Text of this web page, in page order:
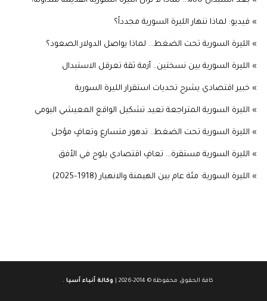
» فيديو: لماذا تنهار الليرة السورية مجدداً؟
» الليرة السورية تحت الضغط... لماذا يواصل الدولار الصعود؟
» الليرة السورية بين نسختين.. أزمة ثقة تعرقل الاستبدال
» خبير اقتصادي يشرح تحديات استقرار الليرة السورية
» الليرة السورية المتراجعة تعيد تشكيل الواقع المعيشي اليومي
» الليرة السورية تحت الضغط.. تدهور متسارع وتعافٍ مؤجل
» الليرة السورية مستقرة… تعافٍ اقتصادي يلوح في الأفق
» الليرة السورية: مئة عام بين الهيمنة والانهيار (1918–2025)
كافة الحقوق محفوظة © 2014-2026 | وكالة أنباء آسيا .